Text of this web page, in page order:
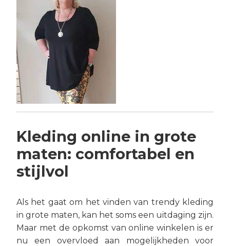
Kleding online in grote
maten: comfortabel en
stijlvol
Als het gaat om het vinden van trendy kleding
in grote maten, kan het soms een uitdaging zijn.
Maar met de opkomst van online winkelen is er
nu een overvloed aan mogelijkheden voor